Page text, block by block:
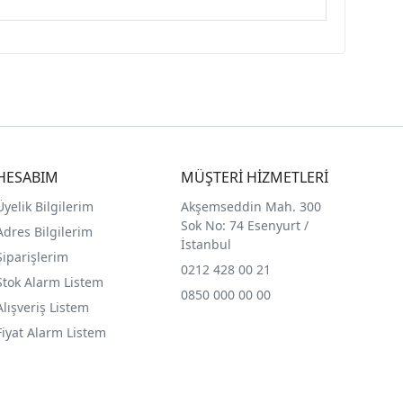
Bilgilerim
Bilgilerim
Alarm Listem
Listem
Alarm Listem
MÜŞTERİ HİZMETLERİ
Akşemseddin Mah. 300
Sok No: 74 Esenyurt /
İstanbul
0212 428 00 21
0850 000 00 00